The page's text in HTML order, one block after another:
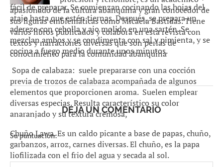
fácil de preparar. Se comienzan cocinando las hojas del
atajo hasta que estén tiernas. Después, se prepara un
aderezo con cebolla y ajo molido en una sartén. Se
mezclan ambos y se condimenta con sal y pimienta, y se
cocina a fuego medio durante unos minutos.
Sopa de calabaza: suele prepararse con una cocción
previa de trozos de calabaza acompañada de algunos
elementos que proporcionen aroma. Suelen emplear
diversas especias. Resulta característico su color
anaranjado y su textura cremosa,
Chuño Lawa. Es un caldo picante a base de papas, chuño,
garbanzos, arroz, carnes diversas. El chuño, es la papa
liofilizada con el frio del agua y secada al sol.
apasionado de la cultura abanquina y gran conocedor de
sus figuras emblemáticas como Micaela Bastidas. Tiene
varios libros publicados y colabora en esta revista con
textos y narraciones diversas que son perlas de
conocimiento para la comunidad abanquina
DEJA UN COMENTARIO
Su puntuación: